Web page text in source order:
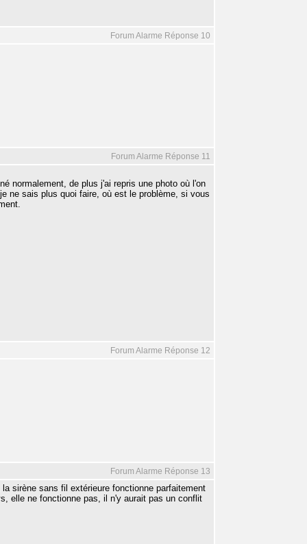
Forum Alarme Réponse 10
Forum Alarme Réponse 11
normalement, de plus j'ai repris une photo où l'on
ne sais plus quoi faire, où est le problème, si vous
Forum Alarme Réponse 12
Forum Alarme Réponse 13
sirène sans fil extérieure fonctionne parfaitement
elle ne fonctionne pas, il n'y aurait pas un conflit